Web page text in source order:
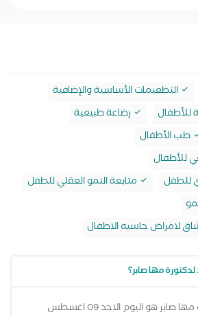
التطعيمات الأساسية والإضافية
للأطفال
رضاعة طبيعية
طب الأطفال
للأطفال
للطفل
متابعة النمو العقلي للطفل
لامراض حاسيه الاطفال
مها صابر؟
أقرب ميعاد لدكتورة مها صابر هو اليوم الاحد 09 اغسطس